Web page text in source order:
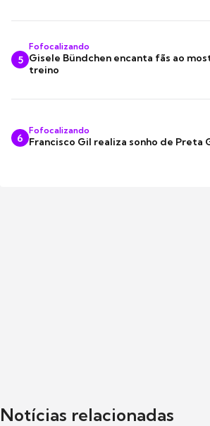
5
Fofocalizando
Gisele Bündchen encanta fãs ao
treino
6
Fofocalizando
Francisco Gil realiza sonho de Preta
Notícias relacionadas